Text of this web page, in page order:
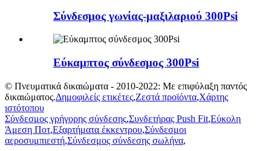
Σύνδεσμος γωνίας-μαξιλαριού 300Psi
Εύκαμπτος σύνδεσμος 300Psi
© Πνευματικά δικαιώματα - 2010-2022: Με επιφύλαξη παντός
δικαιώματος.Δημοφιλείς ετικέτες,Ζεστά προϊόντα,Χάρτης
ιστότοπου
Σύνδεσμος γρήγορης σύνδεσης,Συνδετήρας Push Fit,Εύκολη
Άμεση Ποτ,Εξαρτήματα έκκεντρου,Σύνδεσμοι
αεροσυμπιεστή,Σύνδεσμος σύνδεσης σωλήνα,